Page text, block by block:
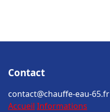
Contact
contact@chauffe-eau-65.fr
Accueil Informations